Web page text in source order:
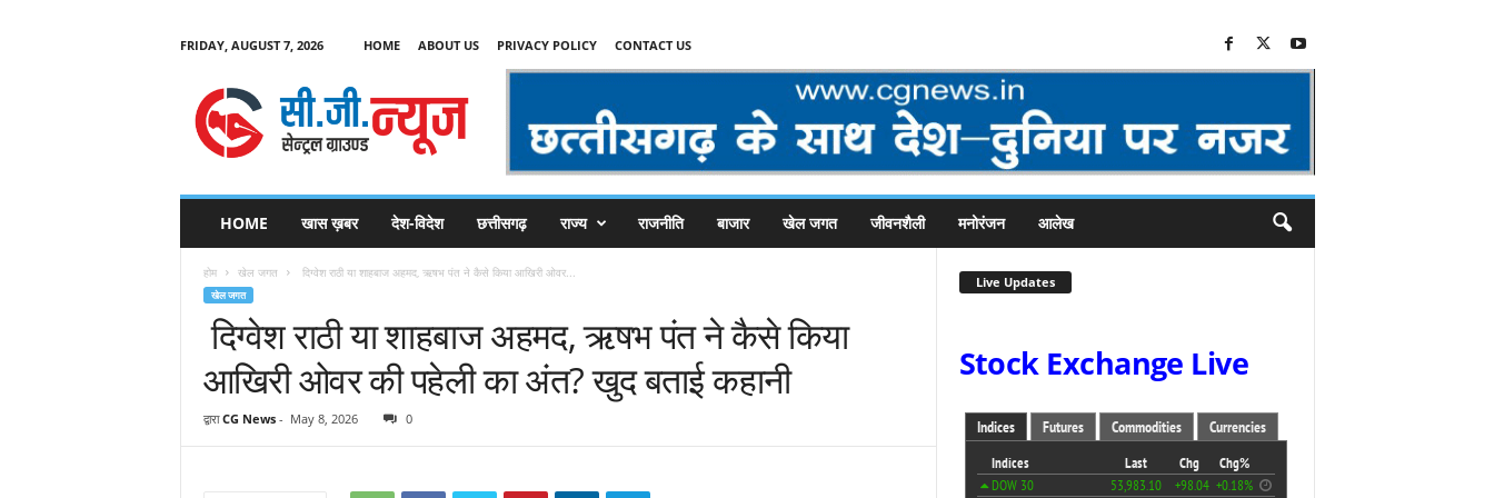
FRIDAY, AUGUST 7, 2026 HOME ABOUT US PRIVACY POLICY CONTACT US
C
HOME खास ख़बर देश-विदेश छत्तीसगढ़ राज्य राजनीति बाजार खेल जगत जीवनशैली मनोरंजन आलेख
होम खेल जगत दिग्वेश राठी या शाहबाज अहमद, ऋषभ पंत ने कैसे किया आखिरी ओवर...
खेल जगत
दिग्वेश राठी या शाहबाज अहमद, ऋषभ पंत ने कैसे किया
आखिरी ओवर की पहेली का अंत? खुद बताई कहानी
द्वारा CG News- May 8, 2026 0
Live Updates
Stock Exchange Live